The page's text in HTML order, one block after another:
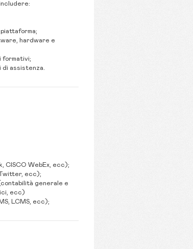
hardware e
formativi;
di assistenza.
CISCO WebEx, ecc);
ecc);
generale e
ecc)
LCMS, ecc);